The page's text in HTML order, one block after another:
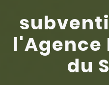
l'Agence
du